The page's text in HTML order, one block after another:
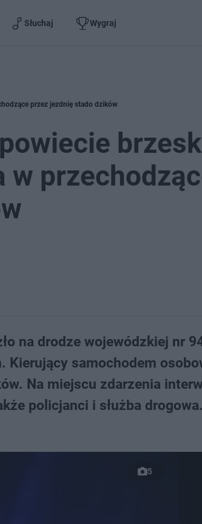
Słuchaj Wygraj
przez jezdnię stado dzików
w
na drodze wojewódzkiej nr
Kierujący samochodem
Na miejscu zdarzenia
policjanci i służba
5